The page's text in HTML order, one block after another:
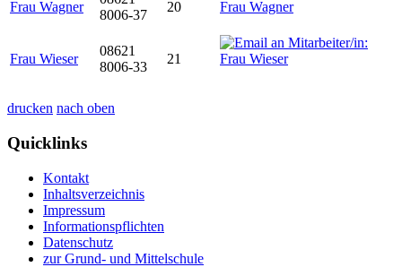
Frau Wagner
8006-37
20
Frau Wieser
08621
8006-33
21
drucken nach oben
Quicklinks
Kontakt
Inhaltsverzeichnis
Impressum
Informationspflichten
Datenschutz
zur Grund- und Mittelschule